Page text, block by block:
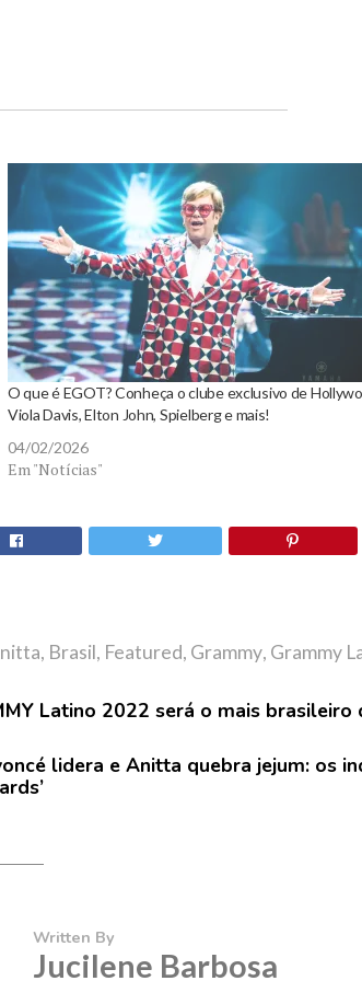
O que é EGOT? Conheça o clube exclusivo de
Viola Davis, Elton John, Spielberg e mais!
04/02/2026
Em "Notícias"
, Brasil, Featured, Grammy, Grammy
Latino 2022 será o mais brasileiro
lidera e Anitta quebra jejum: os
Written By
Jucilene Barbosa